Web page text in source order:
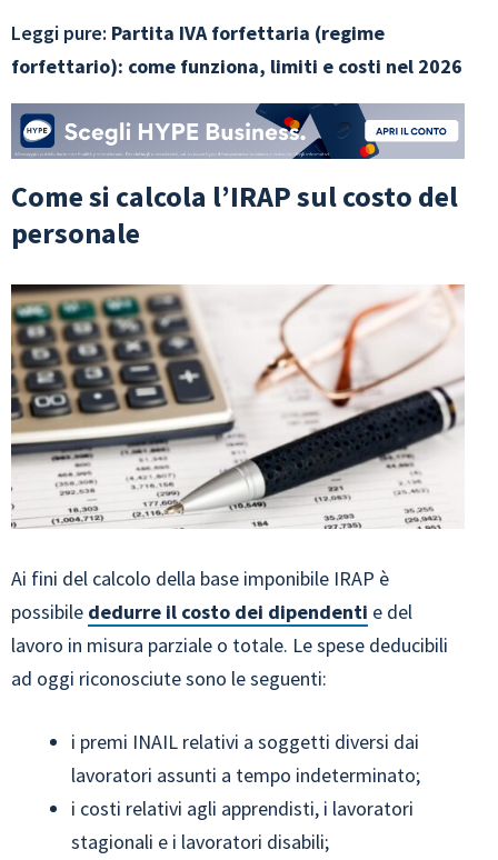
Leggi pure: Partita IVA forfettaria (regime
forfettario): come funziona, limiti e costi nel 2026
Come si calcola l’IRAP sul costo del
personale
Ai fini del calcolo della base imponibile IRAP è
possibile dedurre il costo dei dipendenti e del
lavoro in misura parziale o totale. Le spese deducibili
ad oggi riconosciute sono le seguenti:
i premi INAIL relativi a soggetti diversi dai
lavoratori assunti a tempo indeterminato;
i costi relativi agli apprendisti, i lavoratori
stagionali e i lavoratori disabili;